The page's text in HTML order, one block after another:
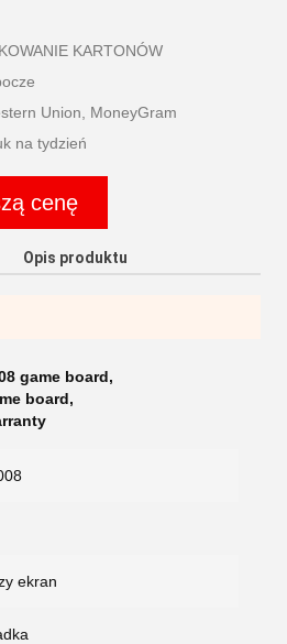
KARTONÓW
Union, MoneyGram
na tydzień
cenę
Opis produktu
game board,
board,
ekran